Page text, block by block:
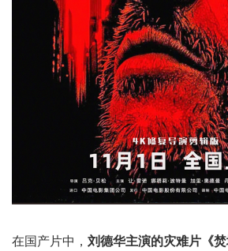
在国产片中， 刘德华主演的灾难片《